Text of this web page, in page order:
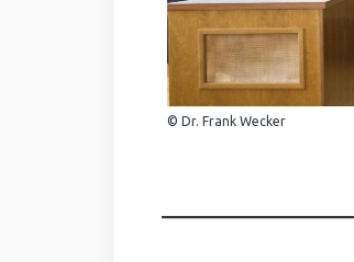
© Dr. Frank Wecker